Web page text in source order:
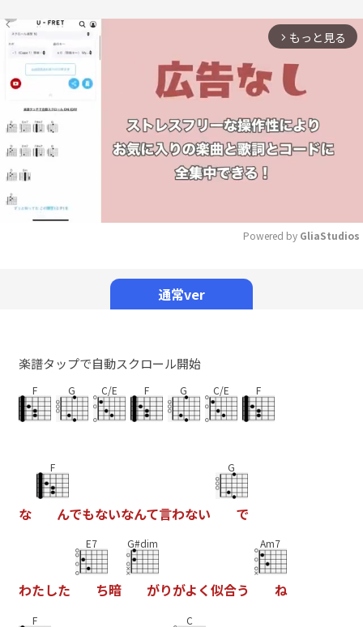
arrow_forward_ios もっと見る
Powered by GliaStudios
通常ver
楽譜タップで自動スクロール開始
F G C/E F G C/E F
な
F
んでもないなんて言わない
G
で
わたした
E7
ち暗
G#dim
がりがよ く似合う
Am7
ね
F C